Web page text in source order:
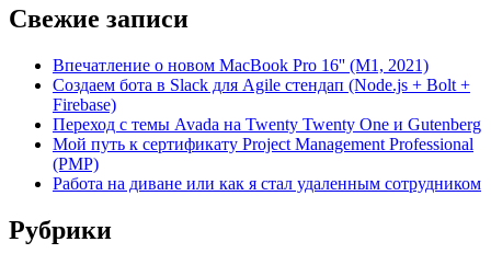
Свежие записи
Впечатление о новом MacBook Pro 16'' (M1, 2021)
Создаем бота в Slack для Agile стендап (Node.js + Bolt +
Firebase)
Переход с темы Avada на Twenty Twenty One и Gutenberg
Мой путь к сертификату Project Management Professional
(PMP)
Работа на диване или как я стал удаленным сотрудником
Рубрики